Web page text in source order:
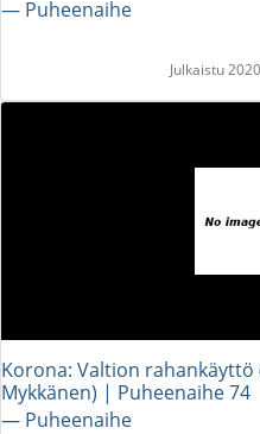
― Puheenaihe
Julkaistu
Korona: Valtion
Mykkänen) | Puheenaihe 74
― Puheenaihe